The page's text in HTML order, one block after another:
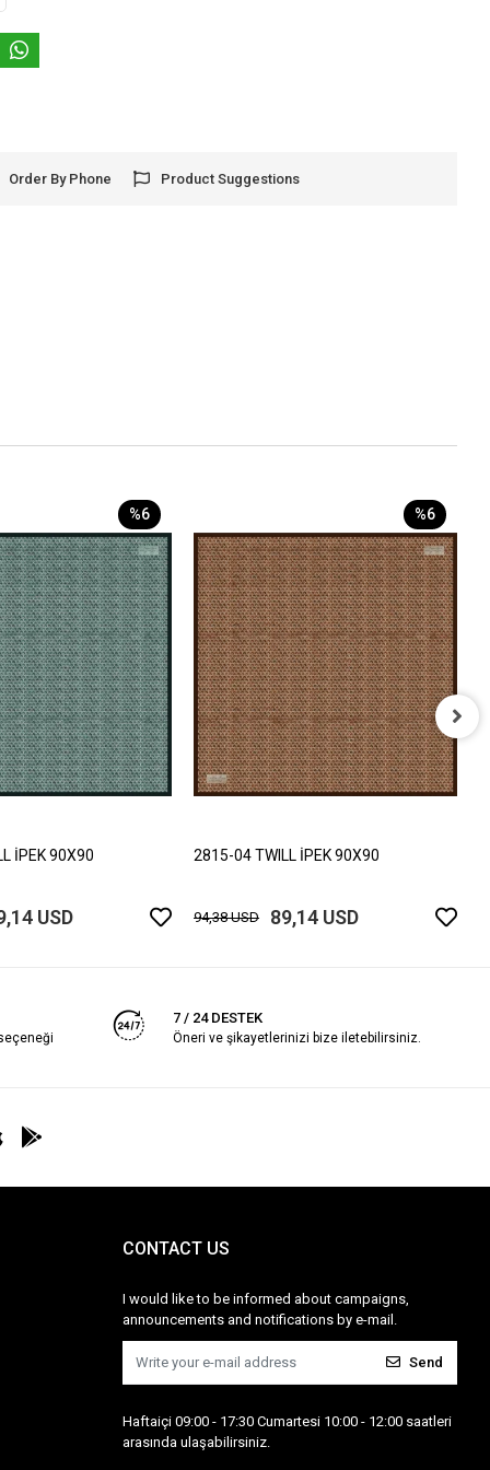
Order By Phone Product Suggestions
%6
İPEK 90X90
USD
%6
2815-04 TWILL İPEK 90X90
94,38 USD 89,14 USD
7 / 24 DESTEK
Öneri ve şikayetlerinizi bize iletebilirsiniz.
CONTACT US
I would like to be informed about campaigns,
announcements and notifications by e-mail.
Send
Haftaiçi 09:00 - 17:30 Cumartesi 10:00 - 12:00 saatleri
arasında ulaşabilirsiniz.